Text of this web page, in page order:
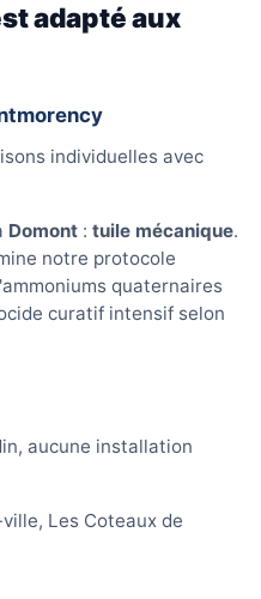
adapté aux
individuelles avec
Domont : tuile mécanique.
notre protocole
quaternaires
curatif intensif selon
aucune installation
Les Coteaux de